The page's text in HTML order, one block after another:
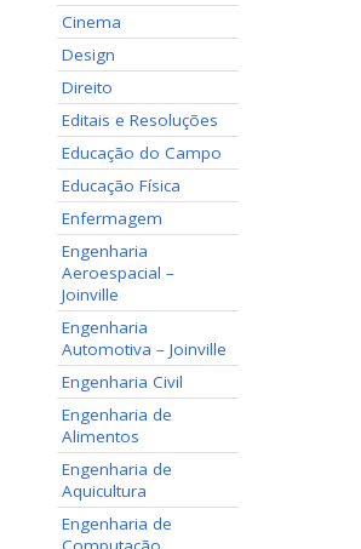
Cinema
Design
Direito
Editais e Resoluções
Educação do Campo
Educação Física
Enfermagem
Engenharia
Aeroespacial –
Joinville
Engenharia
Automotiva – Joinville
Engenharia Civil
Engenharia de
Alimentos
Engenharia de
Aquicultura
Engenharia de